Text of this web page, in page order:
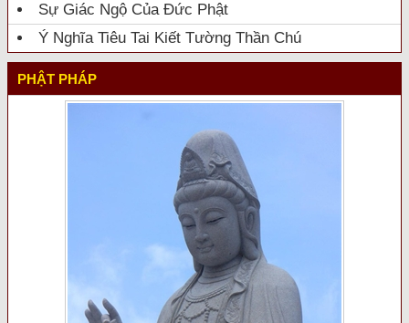
Sự Giác Ngộ Của Đức Phật
Ý Nghĩa Tiêu Tai Kiết Tường Thần Chú
PHẬT PHÁP